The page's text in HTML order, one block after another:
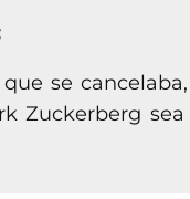
se
Zuckerberg